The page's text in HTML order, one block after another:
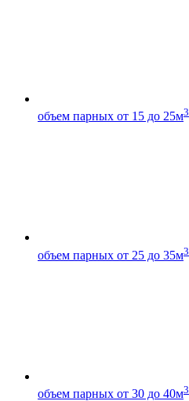
объем парных от 15 до 25м3
объем парных от 25 до 35м3
объем парных от 30 до 40м3